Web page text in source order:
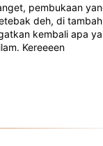
pembukaan
deh, di
kembali apa
Kereeeen